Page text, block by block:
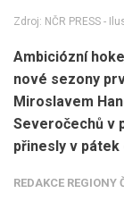
Zdroj: NČR PRESS -
Ambiciózní
nové sezony
Miroslavem
Severočechů v
přinesly v
REDAKCE REGIONY